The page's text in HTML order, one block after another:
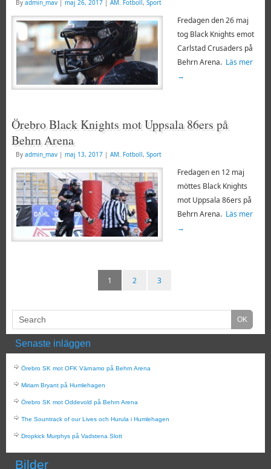
By admin_mav | maj 26, 2017 | AM. Fotboll, Sport
Fredagen den 26 maj
tog Black Knights emot
Carlstad Crusaders på
Behrn Arena. Läs mer
→
Örebro Black Knights mot Uppsala 86ers på
Behrn Arena
By admin_mav | maj 13, 2017 | AM. Fotboll, Sport
Fredagen en 12 maj
möttes Black Knights
mot Uppsala 86ers på
Behrn Arena. Läs mer
→
1 2 3
Senaste inläggen
Örebro SK mot OFK Värnamo på Behrn Arena
Miriam Bryant på Humlehagen
Örebro SK mot Oddevold på Behrn Arena
The Sountrack of our Lives och Hurula i Humlehagen
Dropkick Murphys på Vadstena Slott
Bilder